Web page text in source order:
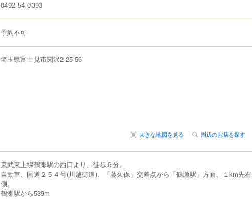
0492-54-0393
予約不可
埼玉県富士見市関沢2-25-56
大きな地図を見る 周辺のお店を探す
東武東上線鶴瀬駅の西口より、徒歩６分。
自動車、国道２５４号(川越街道)、「藤久保」交差点から「鶴瀬駅」方面、１km先右
側。
鶴瀬駅から539m